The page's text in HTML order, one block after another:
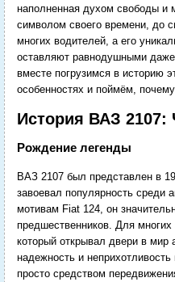
наполненная духом свободы и
символом своего времени, до
многих водителей, а его
оставляют равнодушными
вместе погрузимся в историю
особенностях и поймём,
История ВАЗ 2107:
Рождение легенды
ВАЗ 2107 был представлен в
завоевал популярность среди
мотивам Fiat 124, он
предшественников. Для
который открывал двери в мир
надежность и
просто средством